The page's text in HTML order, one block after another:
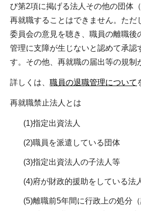
び第2項に掲げる法人その他の団体
再就職することはできません。ただ
委員会の意見を聴き、職員の離職後
管理に支障が生じないと認めて承認
す。その他、再就職の届出等の規制
詳しくは、 職員の退職管理について
再就職禁止法人とは
(1)指定出資法人
(2)職員を派遣している団体
(3)指定出資法人の子法人等
(4)府が財政的援助をしている法
(5)離職前5年間に行政上の処分